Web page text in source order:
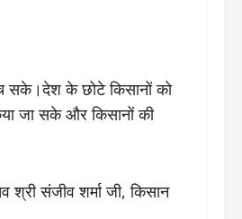
सके।देश के छोटे किसानों को
जा सके और किसानों की
श्री संजीव शर्मा जी, किसान